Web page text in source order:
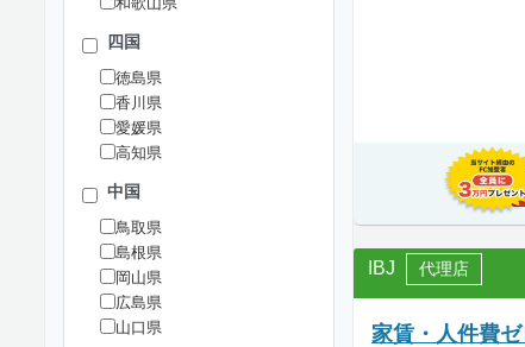
四国
徳島県
香川県
愛媛県
高知県
中国
鳥取県
島根県
岡山県
広島県
山口県
IBJ 代理店
家賃・人件費